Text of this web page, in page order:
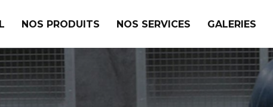
NOS PRODUITS NOS SERVICES GALERIES